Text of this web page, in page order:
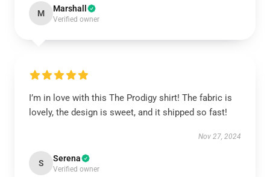
M Marshall
Verified owner
I’m in love with this The Prodigy shirt! The fabric is
lovely, the design is sweet, and it shipped so fast!
Nov 27, 2024
S Serena
Verified owner